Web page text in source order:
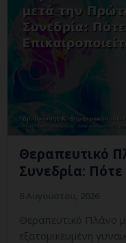
Θεραπευτικό
Συνεδρία: Πότε
Θεραπευτικό Πλάνο
εξατομικευμένη